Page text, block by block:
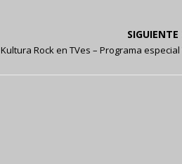
SIGUIENTE
Kultura Rock en TVes – Programa especial